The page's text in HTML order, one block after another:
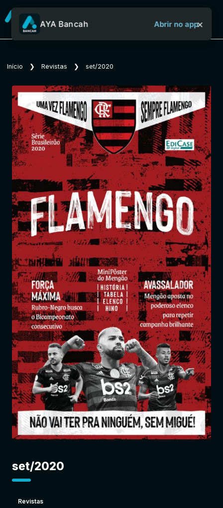
Sobre o Aya Bancah
Início
Revistas
Jornais
Notícias
AYA Bancah Abrir no app×
Início ❯ Revistas ❯ set/2020
set/2020
Revistas